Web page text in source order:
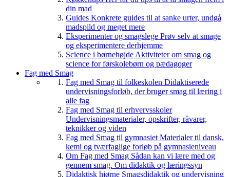
din mad
Guides Konkrete guides til at sanke urter, undgå
madspild og meget mere
Eksperimenter og smagslege Prøv selv at smage
og eksperimentere derhjemme
Science i børnehøjde Aktiviteter om smag og
science for førskolebørn og pædagoger
Fag med Smag
Fag med Smag til folkeskolen Didaktiserede
undervisningsforløb, der bruger smag til læring i
alle fag
Fag med Smag til erhvervsskoler
Undervisningsmaterialer, opskrifter, råvarer,
teknikker og viden
Fag med Smag til gymnasiet Materialer til dansk,
kemi og tværfaglige forløb på gymnasieniveau
Om Fag med Smag Sådan kan vi lære med og
gennem smag. Om didaktik og læringssyn
Didaktisk hjørne Smagsdidaktik og undervisning